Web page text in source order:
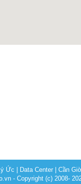
Ức Data Center |Cần
- Copyright (c) 2008-